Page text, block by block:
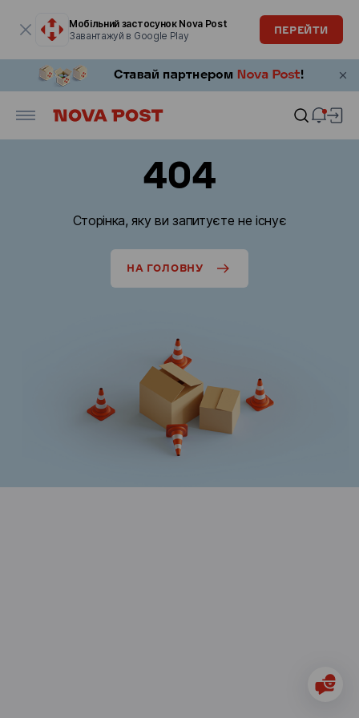
Мобільний застосунок Nova Post
Завантажуй в Google Play
ПЕРЕЙТИ
404
Сторінка, яку ви запитуєте не існує
НА ГОЛОВНУ